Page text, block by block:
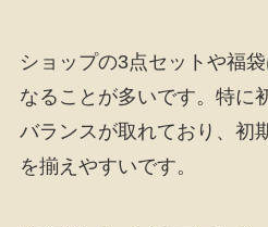
ショップの3点セットや福
なることが多いです。特に
バランスが取れており、初
を揃えやすいです。